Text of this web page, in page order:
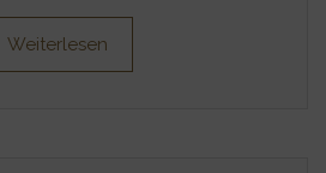
Weiterlesen